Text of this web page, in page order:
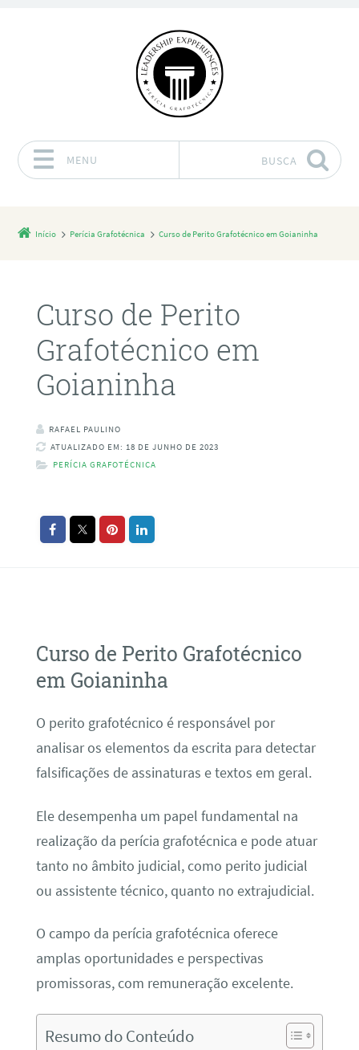
MENU BUSCA
Início Perícia Grafotécnica Curso de Perito Grafotécnico em Goianinha
Curso de Perito
Grafotécnico em
Goianinha
RAFAEL PAULINO
ATUALIZADO EM: 18 DE JUNHO DE 2023
PERÍCIA GRAFOTÉCNICA
Curso de Perito Grafotécnico
em Goianinha
O perito grafotécnico é responsável por
analisar os elementos da escrita para detectar
falsificações de assinaturas e textos em geral.
Ele desempenha um papel fundamental na
realização da perícia grafotécnica e pode atuar
tanto no âmbito judicial, como perito judicial
ou assistente técnico, quanto no extrajudicial.
O campo da perícia grafotécnica oferece
amplas oportunidades e perspectivas
promissoras, com remuneração excelente.
Resumo do Conteúdo